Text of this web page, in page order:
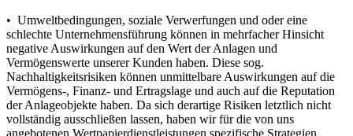
• Umweltbedingungen, soziale Verwerfungen und oder eine
schlechte Unternehmensführung können in mehrfacher Hinsicht
negative Auswirkungen auf den Wert der Anlagen und
Vermögenswerte unserer Kunden haben. Diese sog.
Nachhaltigkeitsrisiken können unmittelbare Auswirkungen auf die
Vermögens-, Finanz- und Ertragslage und auch auf die Reputation
der Anlageobjekte haben. Da sich derartige Risiken letztlich nicht
vollständig ausschließen lassen, haben wir für die von uns